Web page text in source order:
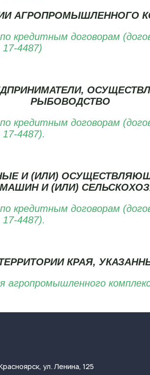
АГРОПРОМЫШЛЕННОГО
кредитным договорам
4487)
РЫБОВОДСТВО
кредитным договорам
4487).
И (ИЛИ)
И (ИЛИ)
кредитным договорам
4487).
КРАЯ,
агропромышленного
ул. Ленина, 125